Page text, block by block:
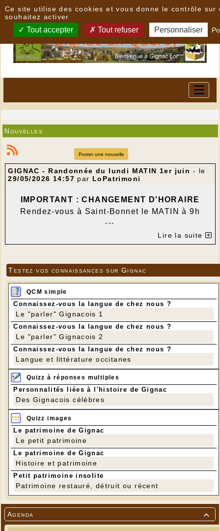

Agenda
Nouvelles
Poster une nouvelle
GIGNAC - Randonnée du lundi MATIN 1er juin - le
29/05/2026 14:57 par LoPatrimoni
IMPORTANT : CHANGEMENT D'HORAIRE
Rendez-vous à Saint-Bonnet le MATIN à 9h
---
Circuit (déjà fait avec Jean-Pierre) : Saint-Bonnet -
Le Masset - La Bélonie - Le Bernardet -Combel
Lire la suite
Testez vos connaissances sur Gignac
QCM simple
Connaissez-vous la langue de chez nous ?
Le "parler" Gignacois 1
Connaissez-vous la langue de chez nous ?
Le "parler" Gignacois 2
Connaissez-vous la langue de chez nous ?
Langue et littérature occitanes
Quizz à réponses multiples
Personnalités liées à l'histoire de Gignac
Des Gignacois célèbres
Quizz images
Le patrimoine de Gignac
Le petit patrimoine
Le patrimoine de Gignac
Histoire et patrimoine
Petit patrimoine insolite
Patrimoine restauré, détruit ou récent
Ce site utilise des cookies et vous donne le contrôle sur
souhaitez activer
Tout accepter Tout refuser Personnaliser